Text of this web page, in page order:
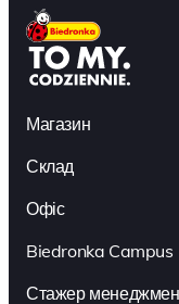
Магазин
Склад
Офіс
Biedronka Campus
Стажер